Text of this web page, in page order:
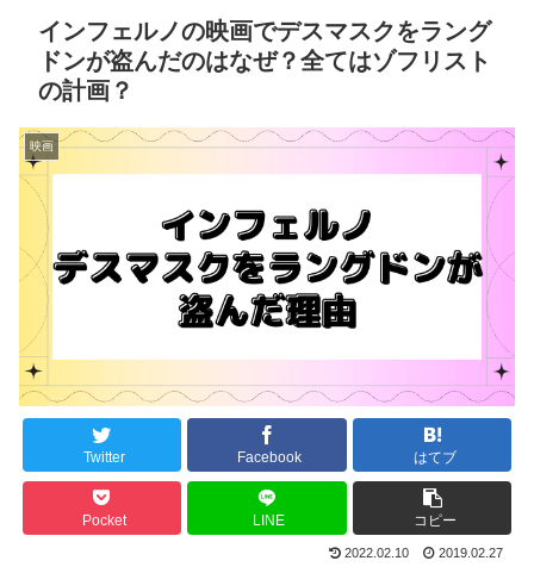
インフェルノの映画でデスマスクをラング
ドンが盗んだのはなぜ？全てはゾフリスト
の計画？
映画
Twitter Facebook はてブ
Pocket LINE コピー
2022.02.10 2019.02.27